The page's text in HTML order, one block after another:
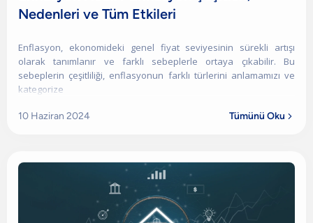
Nedenleri ve Tüm Etkileri
Enflasyon, ekonomideki genel fiyat seviyesinin sürekli artışı
olarak tanımlanır ve farklı sebeplerle ortaya çıkabilir. Bu
sebeplerin çeşitliliği, enflasyonun farklı türlerini anlamamızı ve
kategorize
10 Haziran 2024 Tümünü Oku 